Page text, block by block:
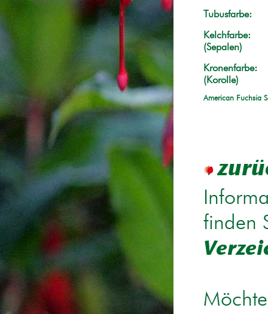
Tubusfarbe:
Kelchfarbe:
(Sepalen)
Kronenfarbe:
(Korolle)
American Fuchsia
finden